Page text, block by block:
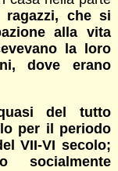
ragazzi, che si
alla vita
la loro
dove erano
del tutto
per il periodo
VII-VI secolo;
socialmente